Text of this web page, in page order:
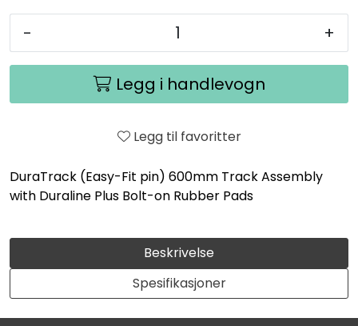
- +
Legg i handlevogn
Legg til favoritter
DuraTrack (Easy-Fit pin) 600mm Track Assembly
with Duraline Plus Bolt-on Rubber Pads
Beskrivelse
Spesifikasjoner